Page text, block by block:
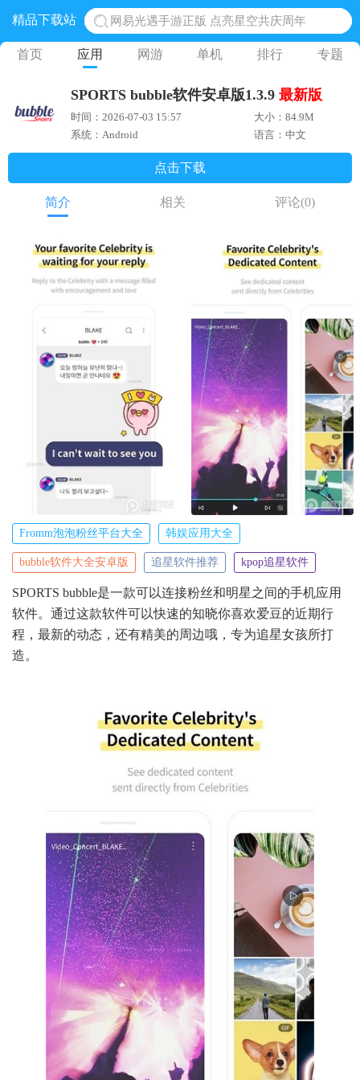
精品下载站
网易光遇手游正版 点亮星空共庆周年
黎明觉醒生机腾讯正版 黎明觉醒生机国际服
奥特曼王者传奇 正版奥特曼游戏
地铁跑酷体验服国际服 地铁跑酷体验服版本
首页 应用 网游 单机 排行 专题
SPORTS bubble软件安卓版1.3.9 最新版
时间：2026-07-03 15:57
大小：84.9M
系统：Android
语言：中文
点击下载
简介 相关 评论(0)
Fromm泡泡粉丝平台大全 韩娱应用大全
bubble软件大全安卓版 追星软件推荐 kpop追星软件
SPORTS bubble是一款可以连接粉丝和明星之间的手机应用
软件。通过这款软件可以快速的知晓你喜欢爱豆的近期行
程，最新的动态，还有精美的周边哦，专为追星女孩所打
造。